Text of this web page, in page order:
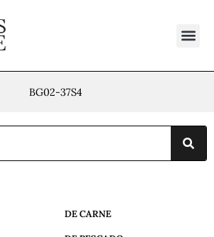
BG02-37S4
DE CARNE